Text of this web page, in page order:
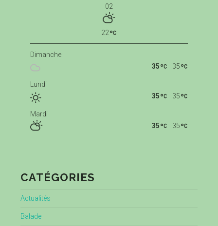
02
22
Dimanche
35
35
Lundi
35
35
Mardi
35
35
CATÉGORIES
Actualités
Balade